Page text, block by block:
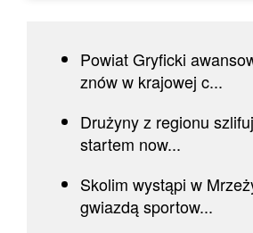
Powiat Gryficki
znów w krajowej c...
Drużyny z regionu
startem now...
Skolim wystąpi w
gwiazdą sportow...